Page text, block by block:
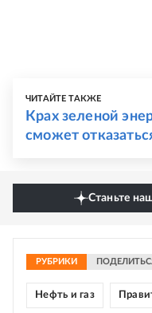
ЧИТАЙТЕ ТАКЖЕ
Крах зеленой
сможет
Станьте
РУБРИКИ
Нефть и газ